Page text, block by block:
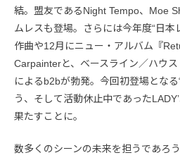
結。盟友であるNight Tempo、Moe
ムレスも登場。さらには今年度“日本
作曲や12月にニュー・アルバム『
Carpainterと、ベースライン／ハウ
によるb2bが勃発。今回初登場とな
う、そして活動休止中であった
果たすことに。
数多くのシーンの未来を担うであろ